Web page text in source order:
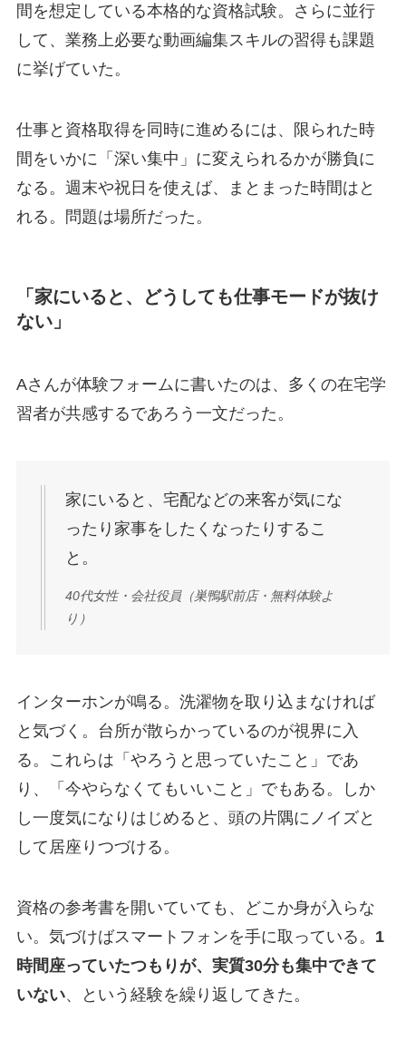
間を想定している本格的な資格試験。さらに並行
して、業務上必要な動画編集スキルの習得も課題
に挙げていた。
仕事と資格取得を同時に進めるには、限られた時
間をいかに「深い集中」に変えられるかが勝負に
なる。週末や祝日を使えば、まとまった時間はと
れる。問題は場所だった。
「家にいると、どうしても仕事モードが抜け
ない」
Aさんが体験フォームに書いたのは、多くの在宅学
習者が共感するであろう一文だった。
家にいると、宅配などの来客が気にな
ったり家事をしたくなったりするこ
と。
40代女性・会社役員（巣鴨駅前店・無料体験よ
り）
インターホンが鳴る。洗濯物を取り込まなければ
と気づく。台所が散らかっているのが視界に入
る。これらは「やろうと思っていたこと」であ
り、「今やらなくてもいいこと」でもある。しか
し一度気になりはじめると、頭の片隅にノイズと
して居座りつづける。
資格の参考書を開いていても、どこか身が入らな
い。気づけばスマートフォンを手に取っている。 1
時間座っていたつもりが、実質30分も集中できて
いない、という経験を繰り返してきた。